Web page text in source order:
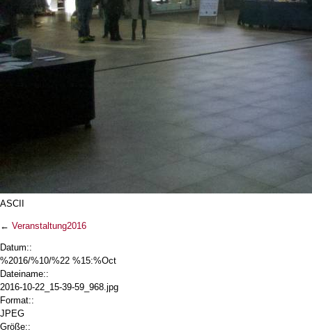
ASCII
← Veranstaltung2016
Datum::
%2016/%10/%22 %15:%Oct
Dateiname::
2016-10-22_15-39-59_968.jpg
Format::
JPEG
Größe::